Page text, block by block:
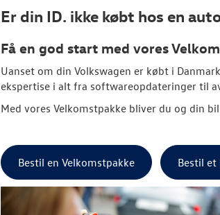
Er din ID. ikke købt hos en
Få en god start med vores
Uanset om din Volkswagen er købt i
ekspertise i alt fra softwareopdateringer til
Med vores Velkomstpakke bliver du og din
Bestil en Velkomstpakke Bestil